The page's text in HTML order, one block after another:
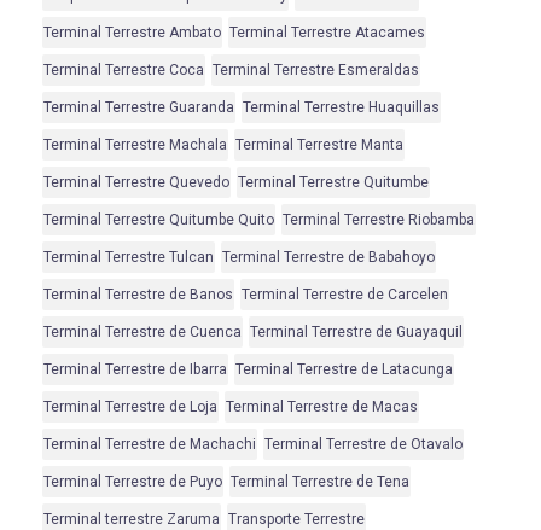
Terminal Terrestre Ambato Terminal Terrestre Atacames
Terminal Terrestre Coca Terminal Terrestre Esmeraldas
Terminal Terrestre Guaranda Terminal Terrestre Huaquillas
Terminal Terrestre Machala Terminal Terrestre Manta
Terminal Terrestre Quevedo Terminal Terrestre Quitumbe
Terminal Terrestre Quitumbe Quito Terminal Terrestre Riobamba
Terminal Terrestre Tulcan Terminal Terrestre de Babahoyo
Terminal Terrestre de Banos Terminal Terrestre de Carcelen
Terminal Terrestre de Cuenca Terminal Terrestre de Guayaquil
Terminal Terrestre de Ibarra Terminal Terrestre de Latacunga
Terminal Terrestre de Loja Terminal Terrestre de Macas
Terminal Terrestre de Machachi Terminal Terrestre de Otavalo
Terminal Terrestre de Puyo Terminal Terrestre de Tena
Terminal terrestre Zaruma Transporte Terrestre